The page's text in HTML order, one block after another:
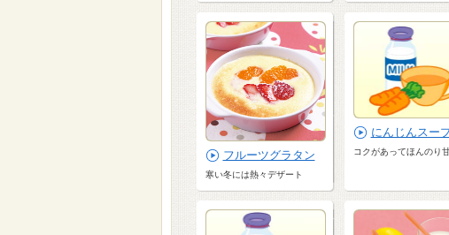
フルーツグラタン
寒い冬には熱々デザート
にんじんスー
コクがあってほんのり